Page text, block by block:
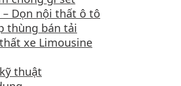
– Dọn nội thất ô tô
thùng bán tải
xe Limousine
thuật